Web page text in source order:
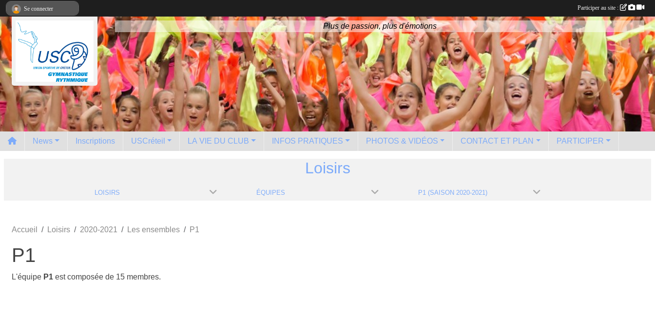
Plus de passion, plus d'émotions
News Inscriptions USCréteil LA VIE DU CLUB INFOS PRATIQUES PHOTOS & VIDÉOS CONTACT ET PLAN PARTICIPER
Loisirs
LOISIRS ÉQUIPES P1 (SAISON 2020-2021)
Accueil Loisirs 2020-2021 Les ensembles P1
P1
L'équipe P1 est composée de 15 membres.
Se connecter Participer au site :
Panneau de gestion des cookies